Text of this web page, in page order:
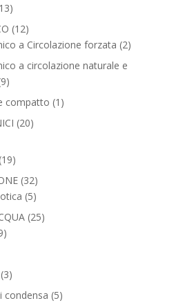
13
prodotti
1212
prodotti
a Circolazione forzata 22
a circolazione naturale e
99
prodotti
compatto 1 1
2020
1919
prodotti
3232
prodotti
55
prodotti
2525
9
33
prodotti
condensa 55